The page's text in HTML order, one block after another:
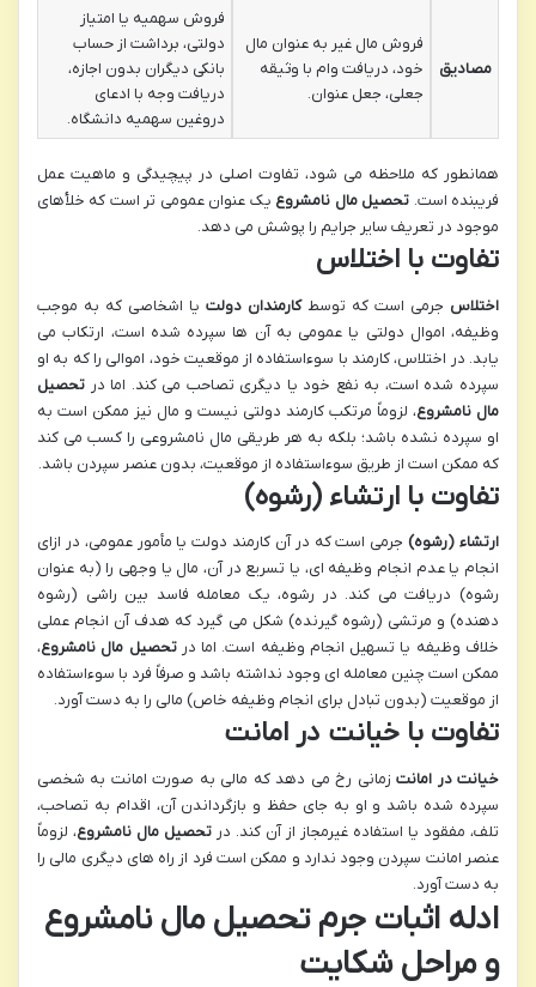
مصادیق
فروش مال غیر به عنوان مال
خود، دریافت وام با وثیقه
جعلی، جعل عنوان.
فروش سهمیه یا امتیاز
دولتی، برداشت از حساب
بانکی دیگران بدون اجازه،
دریافت وجه با ادعای
دروغین سهمیه دانشگاه.
همانطور که ملاحظه می شود، تفاوت اصلی در پیچیدگی و ماهیت عمل
فریبنده است. تحصیل مال نامشروع یک عنوان عمومی تر است که خلأهای
موجود در تعریف سایر جرایم را پوشش می دهد.
تفاوت با اختلاس
اختلاس جرمی است که توسطکارمندان دولت یا اشخاصی که به موجب
وظیفه، اموال دولتی یا عمومی به آن ها سپرده شده است، ارتکاب می
یابد. در اختلاس، کارمند با سوءاستفاده از موقعیت خود، اموالی را که به او
سپرده شده است، به نفع خود یا دیگری تصاحب می کند. اما در تحصیل
مال نامشروع، لزوماً مرتکب کارمند دولتی نیست و مال نیز ممکن است به
او سپرده نشده باشد؛ بلکه به هر طریقی مال نامشروعی را کسب می کند
که ممکن است از طریق سوءاستفاده از موقعیت، بدون عنصر سپردن باشد.
تفاوت با ارتشاء (رشوه)
ارتشاء (رشوه)جرمی است که در آن کارمند دولت یا مأمور عمومی، در ازای
انجام یا عدم انجام وظیفه ای، یا تسریع در آن، مال یا وجهی را (به عنوان
رشوه) دریافت می کند. در رشوه، یک معامله فاسد بین راشی (رشوه
دهنده) و مرتشی (رشوه گیرنده) شکل می گیرد که هدف آن انجام عملی
خلاف وظیفه یا تسهیل انجام وظیفه است. اما درتحصیل مال نامشروع،
ممکن است چنین معامله ای وجود نداشته باشد و صرفاً فرد با سوءاستفاده
از موقعیت (بدون تبادل برای انجام وظیفه خاص) مالی را به دست آورد.
تفاوت با خیانت در امانت
خیانت در امانتزمانی رخ می دهد که مالی به صورت امانت به شخصی
سپرده شده باشد و او به جای حفظ و بازگرداندن آن، اقدام به تصاحب،
تلف، مفقود یا استفاده غیرمجاز از آن کند. در تحصیل مال نامشروع، لزوماً
عنصر امانت سپردن وجود ندارد و ممکن است فرد از راه های دیگری مالی را
به دست آورد.
ادله اثبات جرم تحصیل مال نامشروع
و مراحل شکایت